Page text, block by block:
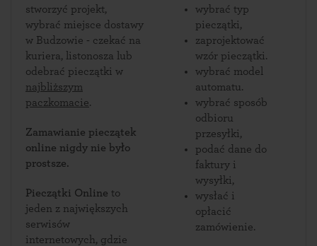
stworzyć projekt,
wybrać miejsce dostawy
w Budzowie - czekać na
kuriera, listonosza lub
odebrać pieczątki w
najbliższym
paczkomacie.
Zamawianie pieczątek
online nigdy nie było
prostsze.
Pieczątki Online to
jeden z największych
serwisów
internetowych, gdzie
wybrać typ
pieczątki,
zaprojektować
wzór pieczątki.
wybrać model
automatu.
wybrać sposób
odbioru
przesyłki,
podać dane do
faktury i
wysyłki,
wysłać i
opłacić
zamówienie.